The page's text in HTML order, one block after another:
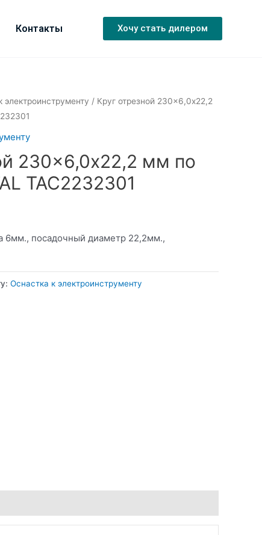
Контакты Хочу стать дилером
электроинструменту / Круг отрезной 230×6,0x22,2
230×6,0x22,2 мм по
TAC2232301
посадочный диаметр 22,2мм.,
Оснастка к электроинструменту